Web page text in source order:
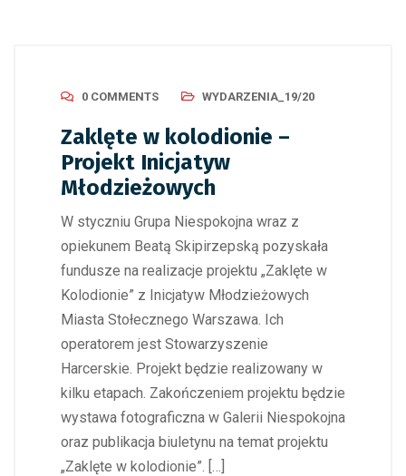
0 COMMENTS WYDARZENIA_19/20
Zaklęte w kolodionie –
Projekt Inicjatyw
Młodzieżowych
W styczniu Grupa Niespokojna wraz z
opiekunem Beatą Skipirzepską pozyskała
fundusze na realizacje projektu „Zaklęte w
Kolodionie” z Inicjatyw Młodzieżowych
Miasta Stołecznego Warszawa. Ich
operatorem jest Stowarzyszenie
Harcerskie. Projekt będzie realizowany w
kilku etapach. Zakończeniem projektu będzie
wystawa fotograficzna w Galerii Niespokojna
oraz publikacja biuletynu na temat projektu
„Zaklęte w kolodionie”. […]